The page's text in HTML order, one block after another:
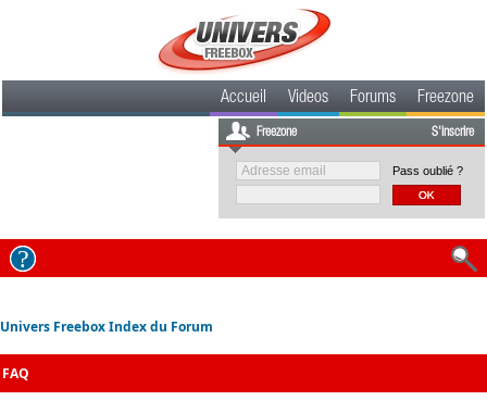
Accueil Videos Forums Freezone
Freezone S'inscrire
Pass oublié ?
Univers Freebox Index du Forum
FAQ